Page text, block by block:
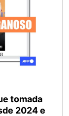
tomada
2024 e